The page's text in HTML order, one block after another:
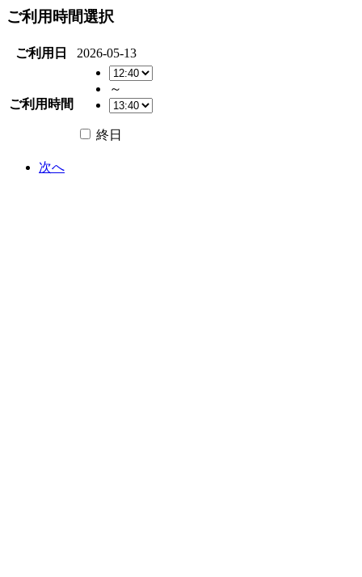
ご利用時間選択
ご利用日 2026-05-13
ご利用時間
～
終日
次へ